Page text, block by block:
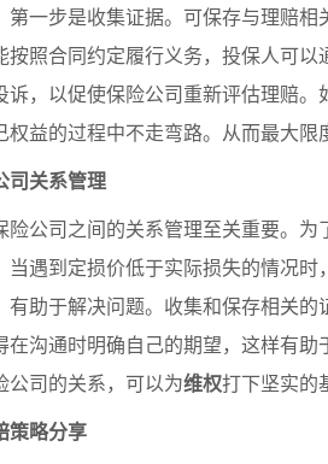
一步是收集证据。可保存与理赔
照合同约定履行义务，投保人可
，以促使保险公司重新评估理赔
益的过程中不走弯路。从而最大限
司关系管理
险公司之间的关系管理至关重要。为
遇到定损价低于实际损失的情况
助于解决问题。收集和保存相关
沟通时明确自己的期望，这样有助
公司的关系，可以为维权打下坚实的
策略分享